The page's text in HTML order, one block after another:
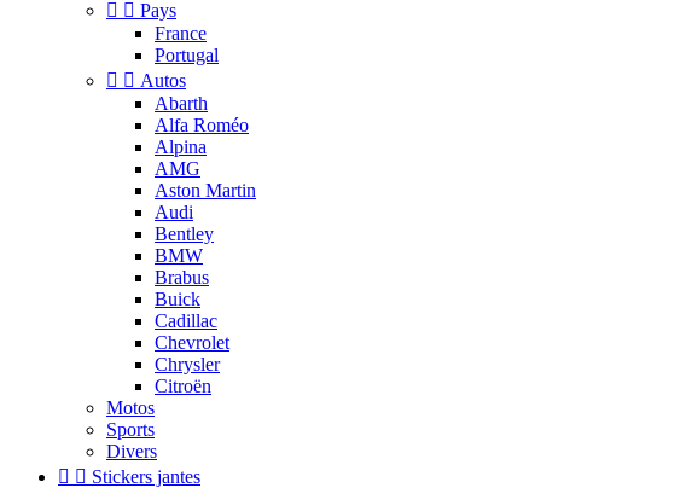
  Pays
France
Portugal
  Autos
Abarth
Alfa Roméo
Alpina
AMG
Aston Martin
Audi
Bentley
BMW
Brabus
Buick
Cadillac
Chevrolet
Chrysler
Citroën
Motos
Sports
Divers
  Stickers jantes